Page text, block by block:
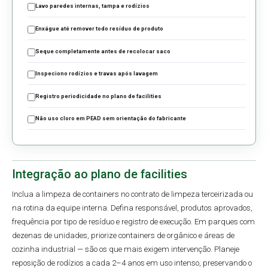
Lavo paredes internas, tampa e rodízios
Enxágue até remover todo resíduo de produto
Seque completamente antes de recolocar saco
Inspeciono rodízios e travas após lavagem
Registro periodicidade no plano de facilities
Não uso cloro em PEAD sem orientação do fabricante
Integração ao plano de facilities
Inclua a limpeza de containers no contrato de limpeza terceirizada ou
na rotina da equipe interna. Defina responsável, produtos aprovados,
frequência por tipo de resíduo e registro de execução. Em parques com
dezenas de unidades, priorize containers de orgânico e áreas de
cozinha industrial — são os que mais exigem intervenção. Planeje
reposição de rodízios a cada 2–4 anos em uso intenso, preservando o